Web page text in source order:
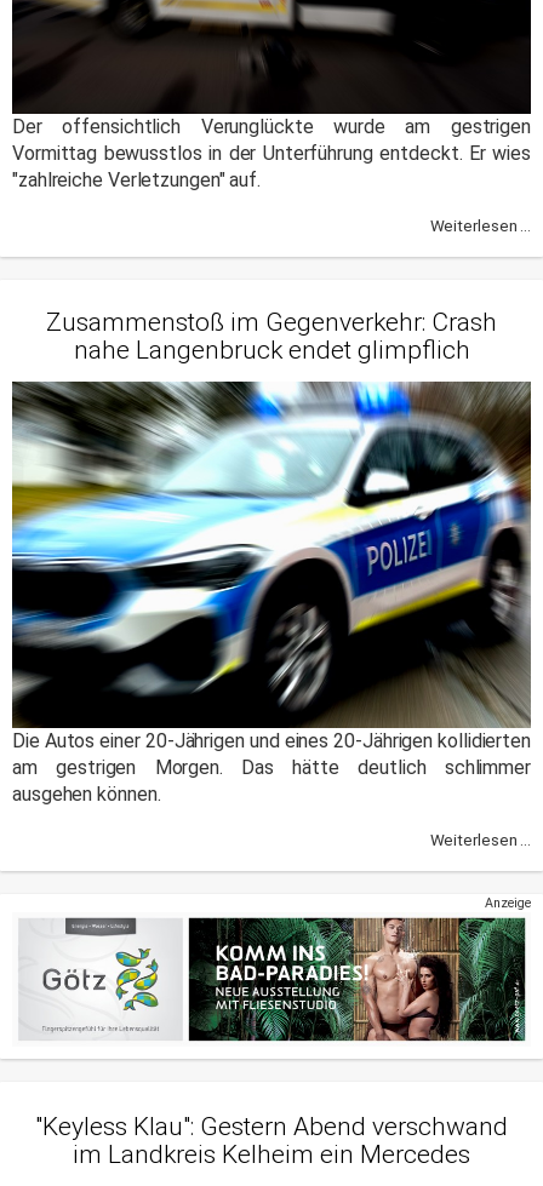
Der offensichtlich Verunglückte wurde am gestrigen
Vormittag bewusstlos in der Unterführung entdeckt. Er wies
"zahlreiche Verletzungen" auf.
Weiterlesen ...
Zusammenstoß im Gegenverkehr: Crash
nahe Langenbruck endet glimpflich
Die Autos einer 20-Jährigen und eines 20-Jährigen kollidierten
am gestrigen Morgen. Das hätte deutlich schlimmer
ausgehen können.
Weiterlesen ...
Anzeige
"Keyless Klau": Gestern Abend verschwand
im Landkreis Kelheim ein Mercedes